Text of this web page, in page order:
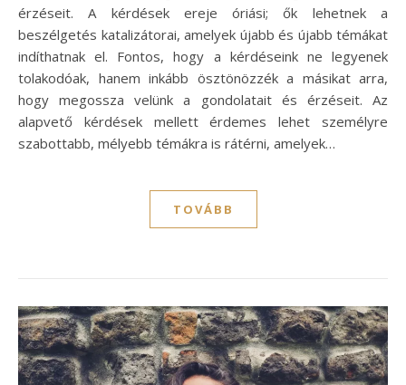
érzéseit. A kérdések ereje óriási; ők lehetnek a
beszélgetés katalizátorai, amelyek újabb és újabb témákat
indíthatnak el. Fontos, hogy a kérdéseink ne legyenek
tolakodóak, hanem inkább ösztönözzék a másikat arra,
hogy megossza velünk a gondolatait és érzéseit. Az
alapvető kérdések mellett érdemes lehet személyre
szabottabb, mélyebb témákra is rátérni, amelyek…
TOVÁBB